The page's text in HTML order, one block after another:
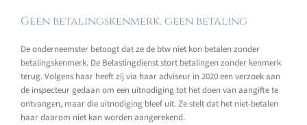
Geen betalingskenmerk, geen betaling
De onderneemster betoogt dat ze de btw niet kon betalen zonder
betalingskenmerk. De Belastingdienst stort betalingen zonder kenmerk
terug. Volgens haar heeft zij via haar adviseur in 2020 een verzoek aan
de inspecteur gedaan om een uitnodiging tot het doen van aangifte te
ontvangen, maar die uitnodiging bleef uit. Ze stelt dat het niet-betalen
haar daarom niet kan worden aangerekend.